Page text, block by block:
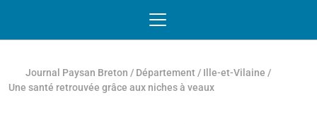
Journal Paysan Breton / Département / Ille-et-Vilaine /
Une santé retrouvée grâce aux niches à veaux